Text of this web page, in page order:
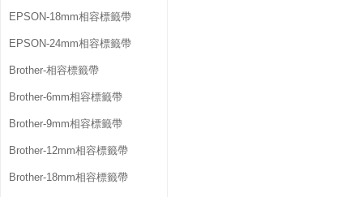
EPSON-18mm相容標籤帶
EPSON-24mm相容標籤帶
Brother-相容標籤帶
Brother-6mm相容標籤帶
Brother-9mm相容標籤帶
Brother-12mm相容標籤帶
Brother-18mm相容標籤帶